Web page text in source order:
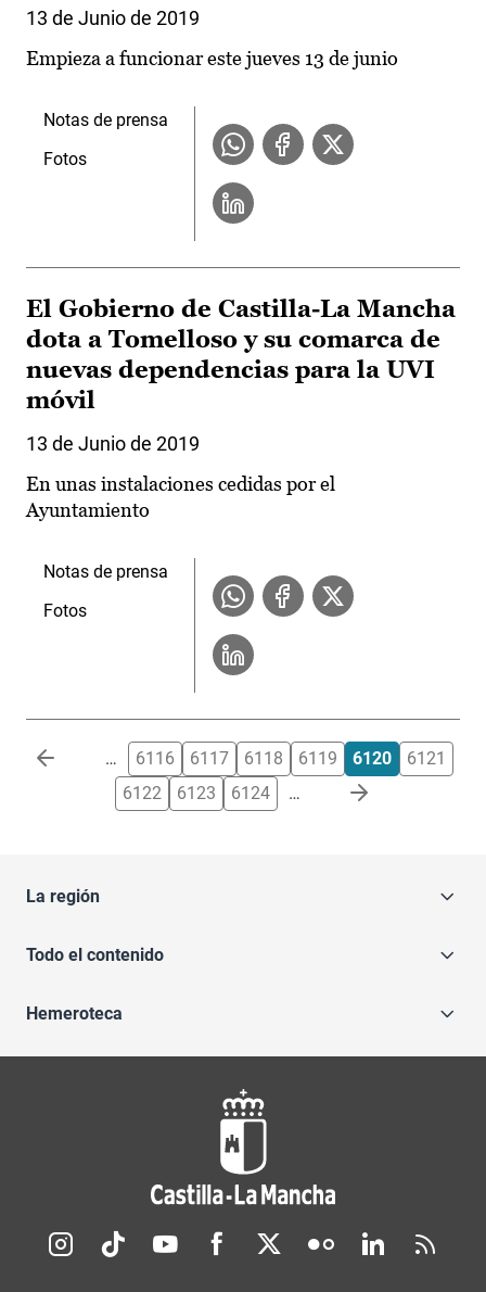
13 de Junio de 2019
Empieza a funcionar este jueves 13 de junio
Notas de prensa
Fotos
El Gobierno de Castilla-La Mancha
dota a Tomelloso y su comarca de
nuevas dependencias para la UVI
móvil
13 de Junio de 2019
En unas instalaciones cedidas por el
Ayuntamiento
Notas de prensa
Fotos
Paginación … 6116 6117 6118 6119 6120
6121
6122
6123 6124 …
La región
Todo el contenido
Hemeroteca
Redes sociales JCCM